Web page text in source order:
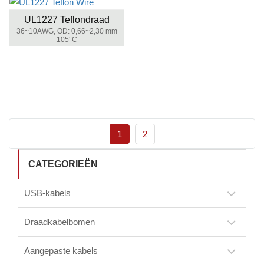
UL1227 Teflondraad
36~10AWG, OD: 0,66~2,30 mm
105°C
1 2
CATEGORIEËN
USB-kabels
Draadkabelbomen
Aangepaste kabels